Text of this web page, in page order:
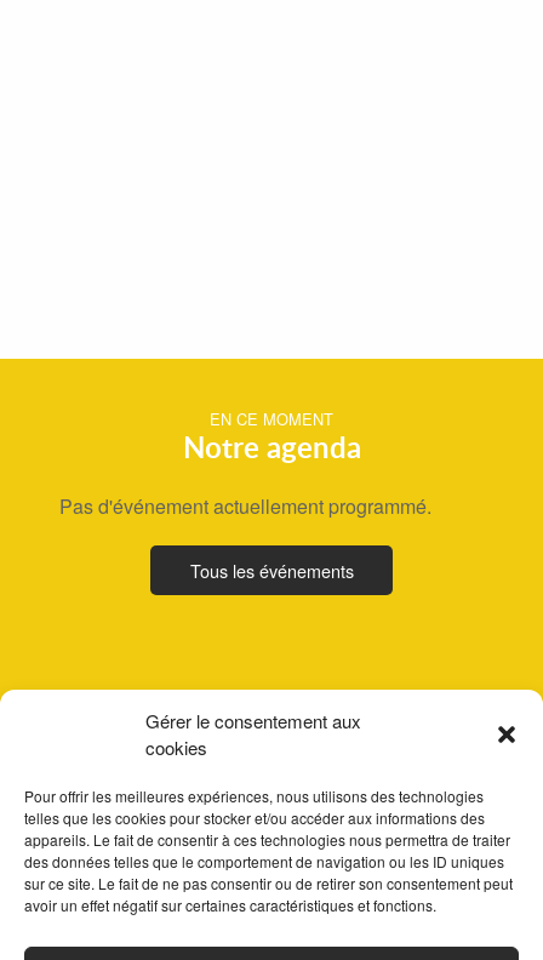
Gérer le consentement aux
cookies
Pour offrir les meilleures expériences, nous utilisons des technologies
telles que les cookies pour stocker et/ou accéder aux informations des
appareils. Le fait de consentir à ces technologies nous permettra de traiter
des données telles que le comportement de navigation ou les ID uniques
sur ce site. Le fait de ne pas consentir ou de retirer son consentement peut
avoir un effet négatif sur certaines caractéristiques et fonctions.
EN CE MOMENT
Notre agenda
Pas d'événement actuellement programmé.
Tous les événements
ACCUEIL